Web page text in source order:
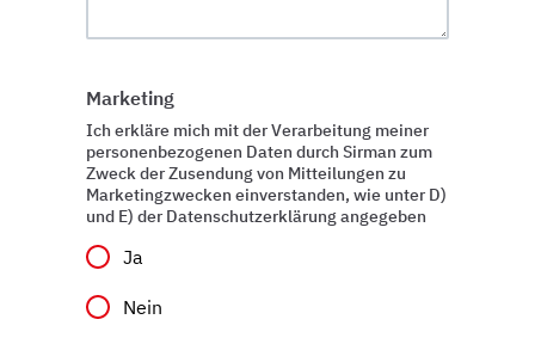
Marketing
Ich erkläre mich mit der Verarbeitung meiner
personenbezogenen Daten durch Sirman zum
Zweck der Zusendung von Mitteilungen zu
Marketingzwecken einverstanden, wie unter D)
und E) der Datenschutzerklärung angegeben
Ja
Nein